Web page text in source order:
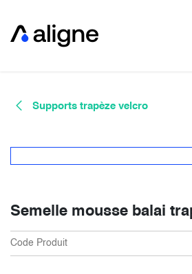
Supports trapèze velcro
Semelle mousse balai
Code Produit